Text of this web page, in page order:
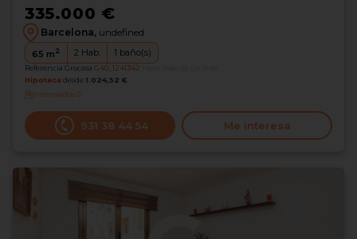
335.000 €
Barcelona, undefined
65 m2 2 Hab. 1 baño(s)
Referencia Grocasa G40_1241342
Hipoteca desde 1.024,32 €
Interesados0
931 38 44 54 Me interesa